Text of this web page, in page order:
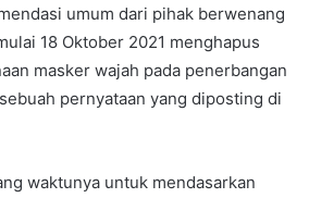
umum dari pihak berwenang
18 Oktober 2021 menghapus
masker wajah pada penerbangan
pernyataan yang diposting di
waktunya untuk mendasarkan